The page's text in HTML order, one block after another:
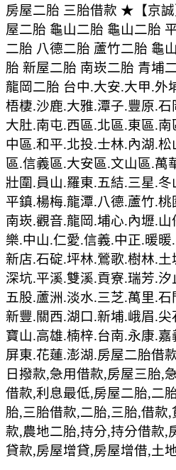
房屋二胎 三胎借款 ★【京
屋二胎 龜山二胎 龜山二胎
二胎 八德二胎 蘆竹二胎 龜
胎 新屋二胎 南崁二胎 青埔
龍岡二胎 台中.大安.大甲.外
梧棲.沙鹿.大雅.潭子.豐原.
大肚.南屯.西區.北區.東區.
中區.和平.北投.士林.內湖.
區.信義區.大安區.文山區.萬
壯圍.員山.羅東.五結.三星.
平鎮.楊梅.龍潭.八德.蘆竹.
南崁.觀音.龍岡.埔心.內壢.
樂.中山.仁愛.信義.中正.暖
新店.石碇.坪林.鶯歌.樹林.
深坑.平溪.雙溪.貢寮.瑞芳.
五股.蘆洲.淡水.三芝.萬里.
新豐.關西.湖口.新埔.峨眉.
寶山.高雄.楠梓.台南.永康.
屏東.花蓮.澎湖.房屋二胎借
日撥款,急用借款,房屋三胎,
借款,利息最低,房屋二胎,二
胎,三胎借款,二胎,三胎,借款
款,農地二胎,持分,持分借款,
貸款,房屋增貸,房屋增借,土